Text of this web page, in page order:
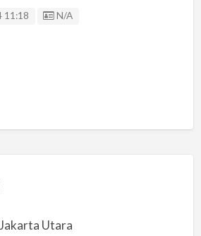
11:18 Listing ID
N/A
Jakarta Utara